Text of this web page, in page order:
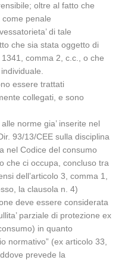
oltre al fatto che
penale
di tale
che sia stata oggetto di
comma 2, c.c., o che
essere trattati
collegati, e sono
norme gia’ inserite nel
93/13/CEE sulla disciplina
nel Codice del consumo
che ci occupa, concluso tra
dell’articolo 3, comma 1,
la clausola n. 4)
deve essere considerata
parziale di protezione ex
in quanto
normativo” (ex articolo 33,
prevede la